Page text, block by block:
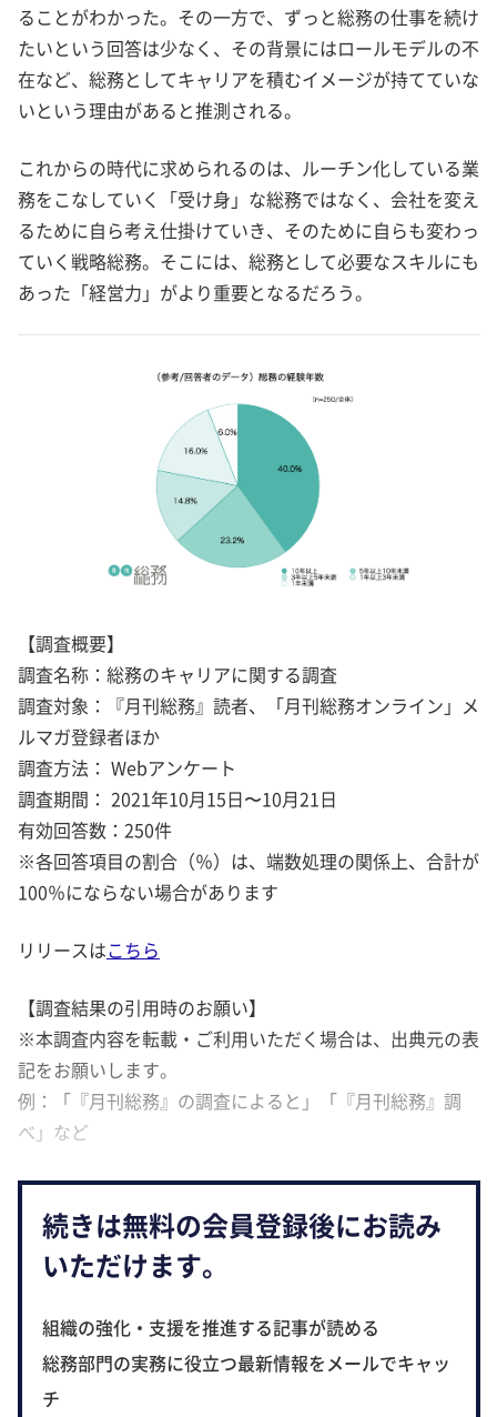
ることがわかった。その一方で、ずっと総務の仕事を続け
たいという回答は少なく、その背景にはロールモデルの不
在など、総務としてキャリアを積むイメージが持てていな
いという理由があると推測される。
これからの時代に求められるのは、ルーチン化している業
務をこなしていく「受け身」な総務ではなく、会社を変え
るために自ら考え仕掛けていき、そのために自らも変わっ
ていく戦略総務。そこには、総務として必要なスキルにも
あった「経営力」がより重要となるだろう。
【調査概要】
調査名称：総務のキャリアに関する調査
調査対象：『月刊総務』読者、「月刊総務オンライン」メ
ルマガ登録者ほか
調査方法： Webアンケート
調査期間： 2021年10月15日〜10月21日
有効回答数：250件
※各回答項目の割合（％）は、端数処理の関係上、合計が
100％にならない場合があります
リリースはこちら
【調査結果の引用時のお願い】
※本調査内容を転載・ご利用いただく場合は、出典元の表
記をお願いします。
例：「『月刊総務』の調査によると」「『月刊総務』調
べ」など
続きは無料の会員登録後にお読み
いただけます。
組織の強化・支援を推進する記事が読める
総務部門の実務に役立つ最新情報をメールでキャッ
チ